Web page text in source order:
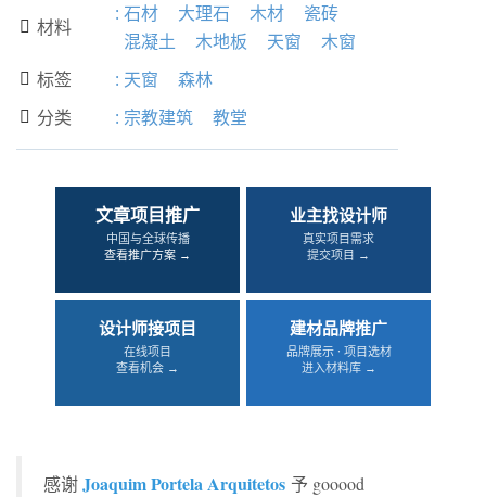
 材料
: 石材 大理石 木材
瓷砖
混凝土
木地板 天窗 木窗
 标签 : 天窗 森林
 分类 : 宗教建筑 教堂
文章项目推广
中国与全球传播
查看推广方案 →
业主找设计师
真实项目需求
提交项目 →
设计师接项目
在线项目
查看机会 →
建材品牌推广
品牌展示 · 项目选材
进入材料库 →
感谢Joaquim Portela Arquitetos 予 gooood